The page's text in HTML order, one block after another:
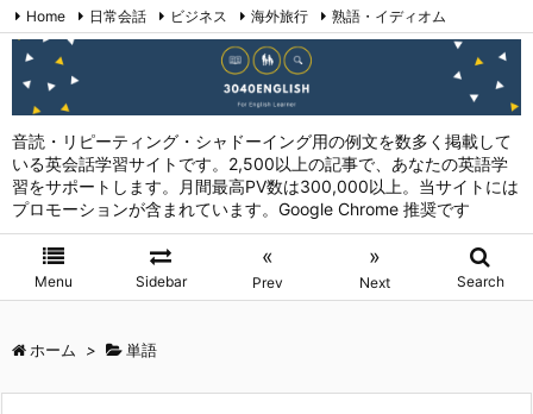
音読・リピーティング・シャドーイング用の例文を数多く掲載して
いる英会話学習サイトです。2,500以上の記事で、あなたの英語学
習をサポートします。月間最高PV数は300,000以上。当サイトには
プロモーションが含まれています。Google Chrome 推奨です
Menu Sidebar
«
Prev
»
Next Search
Home 日常会話 ビジネス 海外旅行
熟語・イディオム
英会話表現 (日本語→英語)
お問い合わせ
ホーム > 単語